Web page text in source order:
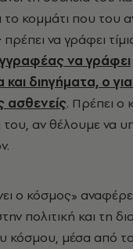
κομμάτι που του
να γράφει
να γράφει
διηγήματα, ο
ασθενείς. Πρέπει ο
αν θέλουμε να
ο κόσμος»
πολιτική και τη
κόσμου, μέσα από